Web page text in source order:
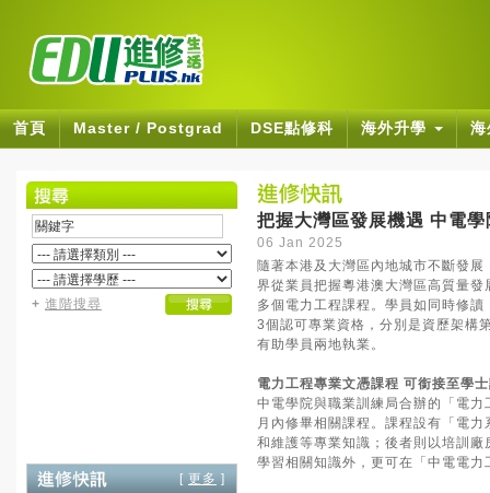
首頁 Master / Postgrad DSE點修科 海外升學
+ 進階搜尋
[ 更多 ]
把握大灣區發展機遇 中電
06 Jan 2025
隨著本港及大灣區內地城市不斷發
界從業員把握粵港澳大灣區高質量
多個電力工程課程。學員如同時修
3個認可專業資格，分別是資歷架構
有助學員兩地執業。
電力工程專業文憑課程 可銜接至學
中電學院與職業訓練局合辦的「電
月內修畢相關課程。課程設有「電
和維護等專業知識；後者則以培訓
學習相關知識外，更可在「中電電